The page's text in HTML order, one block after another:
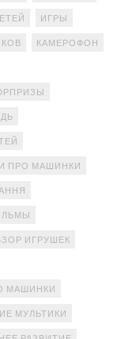
ИГРЫ
КАМЕРОФОН
ПРО МАШИНКИ
ИГРУШЕК
МАШИНКИ
МУЛЬТИКИ